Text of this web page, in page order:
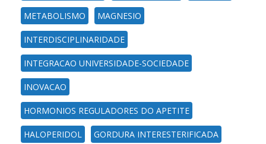
METABOLISMO MAGNESIO
INTERDISCIPLINARIDADE
INTEGRACAO UNIVERSIDADE-SOCIEDADE
INOVACAO
HORMONIOS REGULADORES DO APETITE
HALOPERIDOL GORDURA INTERESTERIFICADA